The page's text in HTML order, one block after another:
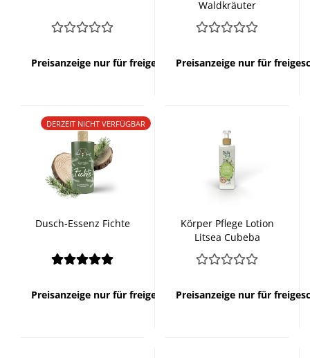
Preisanzeige nur für freigeschaltete Kunden
Waldkräuter
Preisanzeige nur für
DERZEIT NICHT VERFÜGBAR
Dusch-Essenz Fichte
Preisanzeige nur für freigeschaltete Kunden
Körper Pflege Lotion
Litsea Cubeba
Preisanzeige nur für